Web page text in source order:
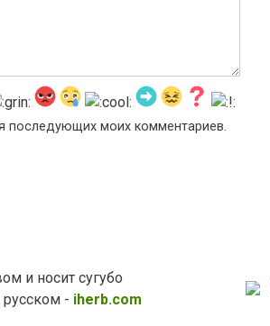
последующих моих комментариев.
и носит сугубо
- iherb.com